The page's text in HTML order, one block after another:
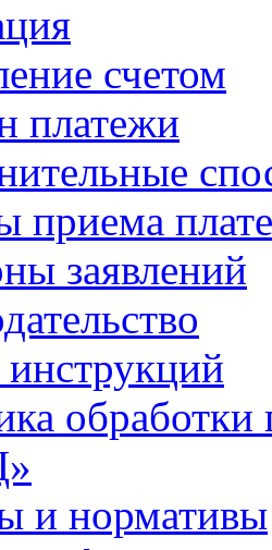
счетом
платежи
приема
заявлений
инструкций
и нормативы